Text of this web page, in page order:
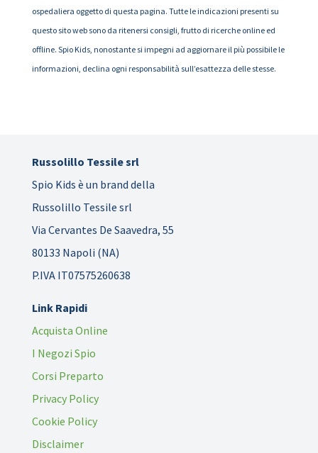
ospedaliera oggetto di questa pagina. Tutte le indicazioni presenti su
questo sito web sono da ritenersi consigli, frutto di ricerche online ed
offline. Spio Kids, nonostante si impegni ad aggiornare il più possibile le
informazioni, declina ogni responsabilità sull’esattezza delle stesse.
Russolillo Tessile srl
Spio Kids è un brand della
Russolillo Tessile srl
Via Cervantes De Saavedra, 55
80133 Napoli (NA)
P.IVA IT07575260638
Link Rapidi
Acquista Online
I Negozi Spio
Corsi Preparto
Privacy Policy
Cookie Policy
Disclaimer